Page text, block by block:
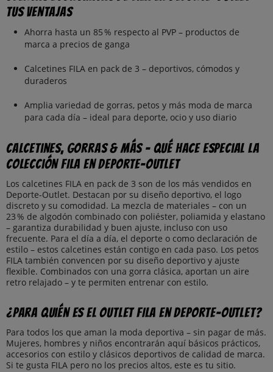
Tus ventajas
Ahorra hasta un 85 % respecto al PVP – productos de
marca a precios de ganga
Calcetines FILA en pack de 3 – deportivos, cómodos y
duraderos
Amplia variedad de gorras, petos y más moda de marca
para cada día – ideal para deporte, ocio y uso diario
Calcetines, gorras & más – Qué hace especial la
colección FILA en Deporte-Outlet
Los calcetines FILA en pack de 3 son de los más vendidos en
Deporte-Outlet. Destacan por su diseño deportivo, el logo
discreto y su comodidad. La mezcla de materiales – con un
23 % de algodón combinado con poliéster, poliamida y elastano
– garantiza durabilidad y buen ajuste, incluso con uso
frecuente. Para el día a día, el deporte o como declaración de
estilo – estos calcetines están contigo en cada paso. Los petos
FILA también convencen por su diseño deportivo y ajuste
flexible. Combinados con una gorra clásica, aportan un aire
retro relajado – y te permiten entrenar con estilo.
¿Para quién es el outlet FILA en Deporte-Outlet?
Para todos los que aman la moda deportiva – sin pagar de más.
Mujeres, hombres y niños encontrarán aquí básicos prácticos,
accesorios con estilo y clásicos deportivos de calidad de marca.
Si te gusta FILA pero no los precios altos, este es tu sitio.